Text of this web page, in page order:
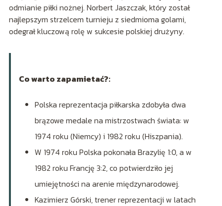
odmianie piłki nożnej. Norbert Jaszczak, który został
najlepszym strzelcem turnieju z siedmioma golami,
odegrał kluczową rolę w sukcesie polskiej drużyny.
Co warto zapamietać?:
Polska reprezentacja piłkarska zdobyła dwa
brązowe medale na mistrzostwach świata: w
1974 roku (Niemcy) i 1982 roku (Hiszpania).
W 1974 roku Polska pokonała Brazylię 1:0, a w
1982 roku Francję 3:2, co potwierdziło jej
umiejętności na arenie międzynarodowej.
Kazimierz Górski, trener reprezentacji w latach